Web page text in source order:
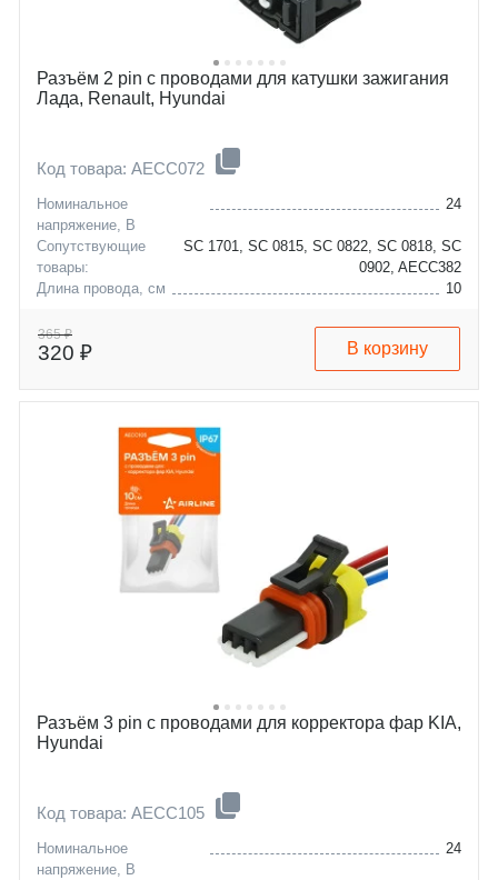
Разъём 2 pin с проводами для катушки зажигания
Лада, Renault, Hyundai
Код товара: AECC072
Номинальное
напряжение, В
24
Сопутствующие
товары:
SC 1701, SC 0815, SC 0822, SC 0818, SC
0902, AECC382
Длина провода, см
10
dacia
duster
hyundai
logan
sandero
nissan
accent
365 ₽
320 ₽ В корзину
Разъём 3 pin с проводами для корректора фар KIA,
Hyundai
Код товара: AECC105
Номинальное
напряжение, В
24